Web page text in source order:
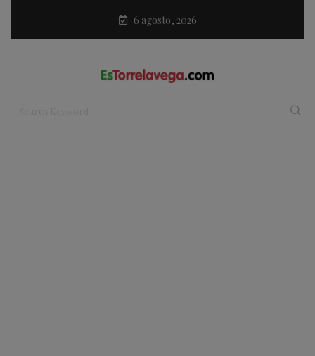
6 agosto, 2026